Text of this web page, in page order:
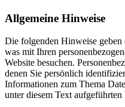
Allgemeine Hinweise
Die folgenden Hinweise
was mit Ihren
Website besuchen.
denen Sie persönlich
Informationen zum Thema
unter diesem Text